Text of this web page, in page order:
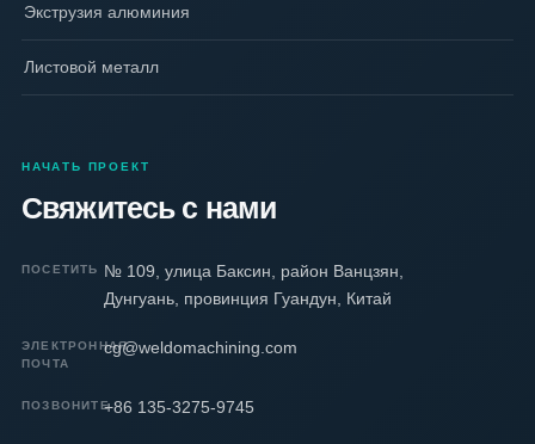
Экструзия алюминия
Листовой металл
НАЧАТЬ ПРОЕКТ
Свяжитесь с нами
ПОСЕТИТЬ
№ 109, улица Баксин, район Ванцзян,
Дунгуань, провинция Гуандун, Китай
ЭЛЕКТРОННАЯ
ПОЧТА
cg@weldomachining.com
ПОЗВОНИТЕ+86 135-3275-9745